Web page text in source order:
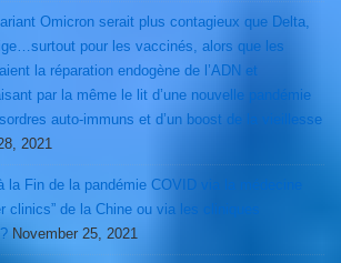
Omicron serait plus contagieux que Delta,
pour les vaccinés, alors que les
la réparation endogène de l’ADN et
par la même le lit d’une nouvelle pandémie
auto-immuns et d’un boost de la vieillesse
2021
la Fin de la pandémie COVID via la médecine
clinics” de la Chine ou via les cliniques
November 25, 2021